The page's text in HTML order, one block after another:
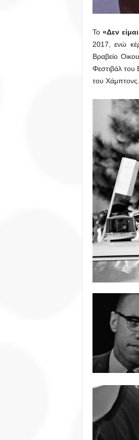
Το «Δεν
2017, ενώ
Βραβείο
Φεστιβάλ του
του Χάμπτονς.